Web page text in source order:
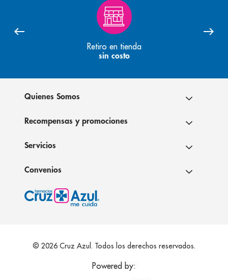
Retiro en tienda
sin costo
Quienes Somos
Recompensas y promociones
Servicios
Convenios
© 2026 Cruz Azul. Todos los derechos reservados.
Powered by: